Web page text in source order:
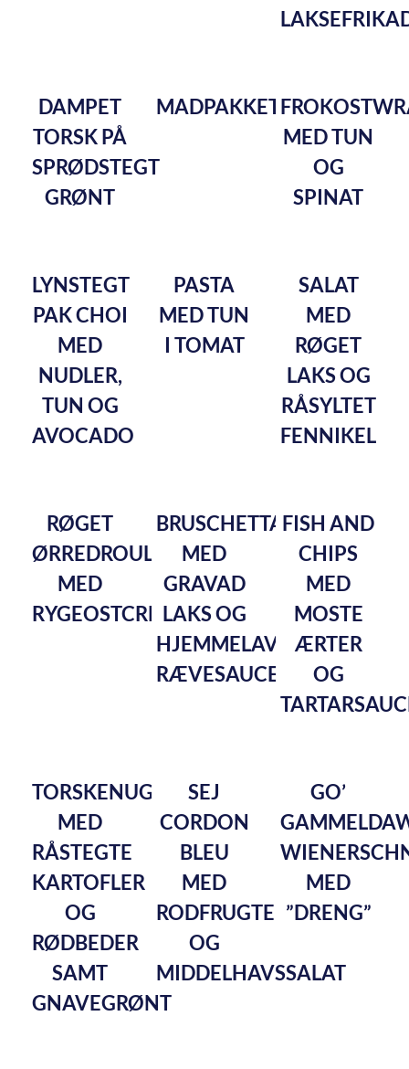
DAMPET
TORSK PÅ
SPRØDSTEGT
GRØNT
MADPAKKETUNSALAT
MED TUN
OG
SPINAT
LYNSTEGT
PAK CHOI
MED
NUDLER,
TUN OG
AVOCADO
PASTA
MED TUN
I TOMAT
SALAT
MED
RØGET
LAKS OG
RÅSYLTET
FENNIKEL
RØGET
ØRREDROULADE
MED
RYGEOSTCREME
BRUSCHETTA
MED
GRAVAD
LAKS OG
HJEMMELAVET
RÆVESAUCE
FISH AND
CHIPS
MED
MOSTE
ÆRTER
OG
TORSKENUGGETS
MED
RÅSTEGTE
KARTOFLER
OG
RØDBEDER
SAMT
GNAVEGRØNT
SEJ
CORDON
BLEU
MED
RODFRUGTEFRITTER
OG
MIDDELHAVSSALAT
GO’
MED
”DRENG”